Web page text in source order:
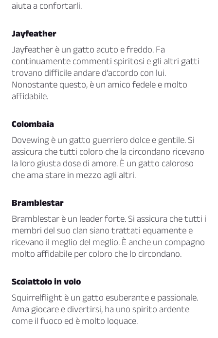
aiuta a confortarli.
Jayfeather
Jayfeather è un gatto acuto e freddo. Fa
continuamente commenti spiritosi e gli altri gatti
trovano difficile andare d’accordo con lui.
Nonostante questo, è un amico fedele e molto
affidabile.
Colombaia
Dovewing è un gatto guerriero dolce e gentile. Si
assicura che tutti coloro che la circondano ricevano
la loro giusta dose di amore. È un gatto caloroso
che ama stare in mezzo agli altri.
Bramblestar
Bramblestar è un leader forte. Si assicura che tutti i
membri del suo clan siano trattati equamente e
ricevano il meglio del meglio. È anche un compagno
molto affidabile per coloro che lo circondano.
Scoiattolo in volo
Squirrelflight è un gatto esuberante e passionale.
Ama giocare e divertirsi, ha uno spirito ardente
come il fuoco ed è molto loquace.